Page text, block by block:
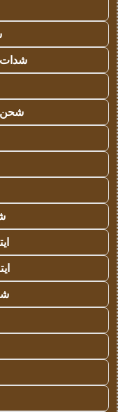
شدات
شحن